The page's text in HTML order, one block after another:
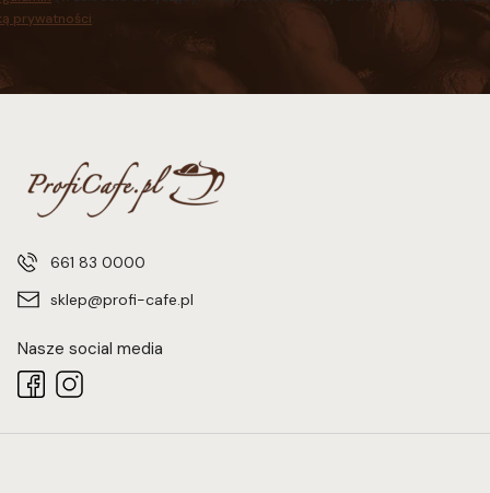
prywatności
661 83 0000
sklep@profi-cafe.pl
Nasze social media